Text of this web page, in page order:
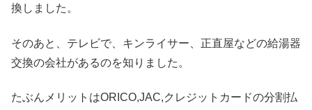
換しました。
そのあと、テレビで、キンライサー、正直屋などの給湯器
交換の会社があるのを知りました。
たぶんメリットはORICO,JAC,クレジットカードの分割払